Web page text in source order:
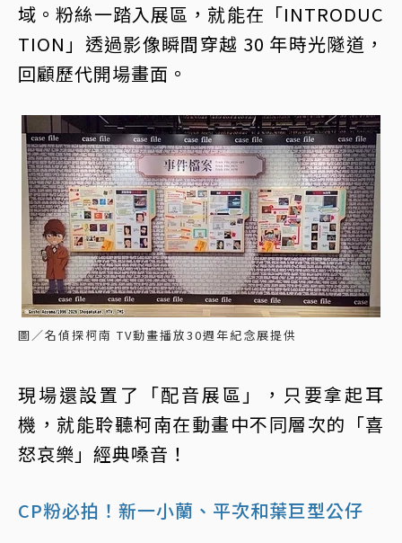
域。粉絲一踏入展區，就能在「INTRODUC
TION」透過影像瞬間穿越 30 年時光隧道，
回顧歷代開場畫面。
圖／名偵探柯南 TV動畫播放30週年紀念展提供
現場還設置了「配音展區」，只要拿起耳
機，就能聆聽柯南在動畫中不同層次的「喜
怒哀樂」經典嗓音！
CP粉必拍！新一小蘭、平次和葉巨型公仔